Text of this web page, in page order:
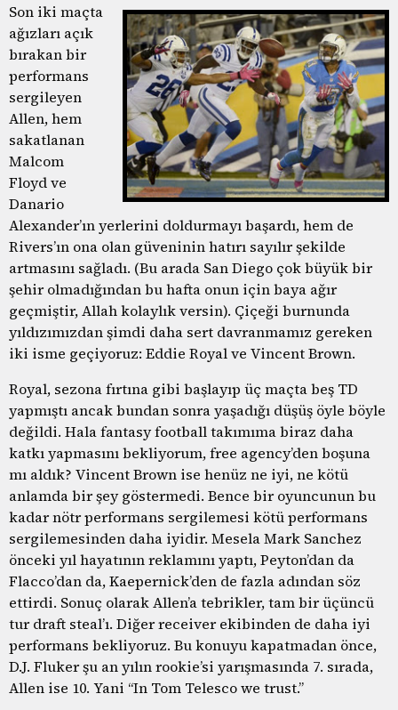
Son iki maçta
ağızları açık
bırakan bir
performans
sergileyen
Allen, hem
sakatlanan
Malcom
Floyd ve
Danario
Alexander’ın yerlerini doldurmayı başardı, hem de
Rivers’ın ona olan güveninin hatırı sayılır şekilde
artmasını sağladı. (Bu arada San Diego çok büyük bir
şehir olmadığından bu hafta onun için baya ağır
geçmiştir, Allah kolaylık versin). Çiçeği burnunda
yıldızımızdan şimdi daha sert davranmamız gereken
iki isme geçiyoruz: Eddie Royal ve Vincent Brown.
Royal, sezona fırtına gibi başlayıp üç maçta beş TD
yapmıştı ancak bundan sonra yaşadığı düşüş öyle böyle
değildi. Hala fantasy football takımıma biraz daha
katkı yapmasını bekliyorum, free agency’den boşuna
mı aldık? Vincent Brown ise henüz ne iyi, ne kötü
anlamda bir şey göstermedi. Bence bir oyuncunun bu
kadar nötr performans sergilemesi kötü performans
sergilemesinden daha iyidir. Mesela Mark Sanchez
önceki yıl hayatının reklamını yaptı, Peyton’dan da
Flacco’dan da, Kaepernick’den de fazla adından söz
ettirdi. Sonuç olarak Allen’a tebrikler, tam bir üçüncü
tur draft steal’ı. Diğer receiver ekibinden de daha iyi
performans bekliyoruz. Bu konuyu kapatmadan önce,
D.J. Fluker şu an yılın rookie’si yarışmasında 7. sırada,
Allen ise 10. Yani “In Tom Telesco we trust.”